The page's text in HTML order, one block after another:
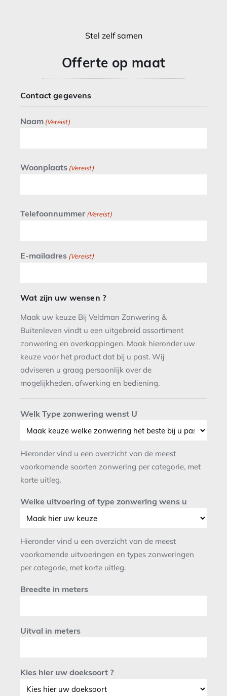
Stel zelf samen
Offerte op maat
Contact gegevens
Naam (Vereist)
Woonplaats (Vereist)
Telefoonnummer (Vereist)
E-mailadres (Vereist)
Wat zijn uw wensen ?
Maak uw keuze Bij Veldman Zonwering &
Buitenleven vindt u een uitgebreid assortiment
zonwering en overkappingen. Maak hieronder uw
keuze voor het product dat bij u past. Wij
adviseren u graag persoonlijk over de
mogelijkheden, afwerking en bediening.
Welk Type zonwering wenst U
Hieronder vind u een overzicht van de meest
voorkomende soorten zonwering per categorie, met
korte uitleg.
Welke uitvoering of type zonwering wens u
Hieronder vind u een overzicht van de meest
voorkomende uitvoeringen en types zonweringen
per categorie, met korte uitleg.
Breedte in meters
Uitval in meters
Kies hier uw doeksoort ?